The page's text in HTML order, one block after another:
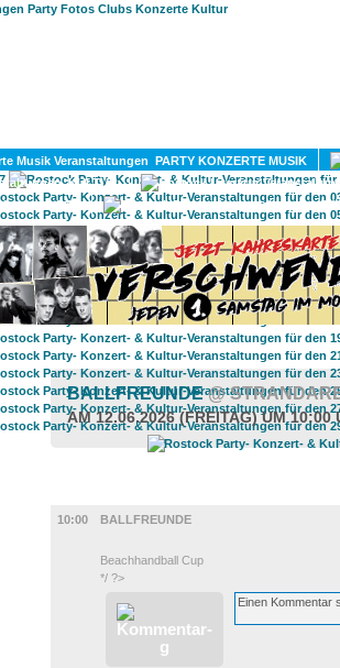
PARTY KONZERTE MUSIK
KULTUR
GAY
BALLFREUNDE@
AM 12.06.2026 (FREITAG) UM 10:00
10:00
BALLFREUNDE
Beachhandball Cup
*/ ?>